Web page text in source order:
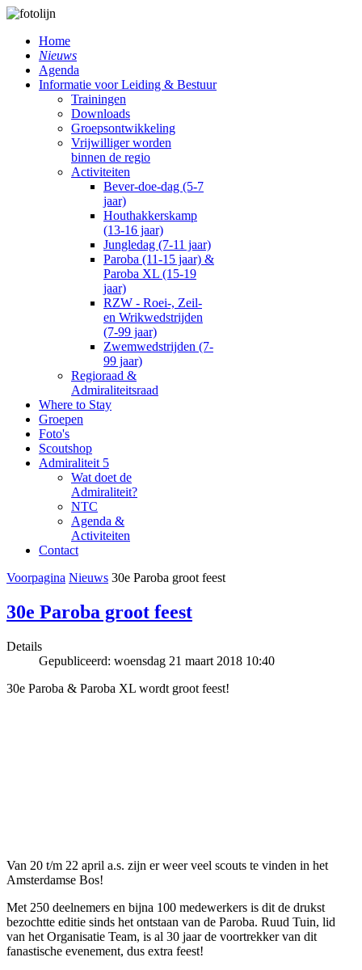
Home
Nieuws
Agenda
Informatie voor Leiding & Bestuur
Trainingen
Downloads
Groepsontwikkeling
Vrijwilliger worden
binnen de regio
Activiteiten
Bever-doe-dag (5-7
jaar)
Houthakkerskamp
(13-16 jaar)
Jungledag (7-11 jaar)
Paroba (11-15 jaar) &
Paroba XL (15-19
jaar)
RZW - Roei-, Zeil-
en Wrikwedstrijden
(7-99 jaar)
Zwemwedstrijden (7-
99 jaar)
Regioraad &
Admiraliteitsraad
Where to Stay
Groepen
Foto's
Scoutshop
Admiraliteit 5
Wat doet de
Admiraliteit?
NTC
Agenda &
Activiteiten
Contact
Voorpagina Nieuws 30e Paroba groot feest
30e Paroba groot feest
Details
Gepubliceerd: woensdag 21 maart 2018 10:40
30e Paroba & Paroba XL wordt groot feest!
Van 20 t/m 22 april a.s. zijn er weer veel scouts te vinden in het
Amsterdamse Bos!
Met 250 deelnemers en bijna 100 medewerkers is dit de drukst
bezochtte editie sinds het ontstaan van de Paroba. Ruud Tuin, lid
van het Organisatie Team, is al 30 jaar de voortrekker van dit
fanastische evenement, dus extra feest!